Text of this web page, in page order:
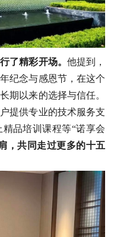
了精彩开场。 他提到，
纪念与感恩节，在这个
期以来的选择与信任。
提供专业的技术服务支
品培训课程等“诺享会
，共同走过更多的十五